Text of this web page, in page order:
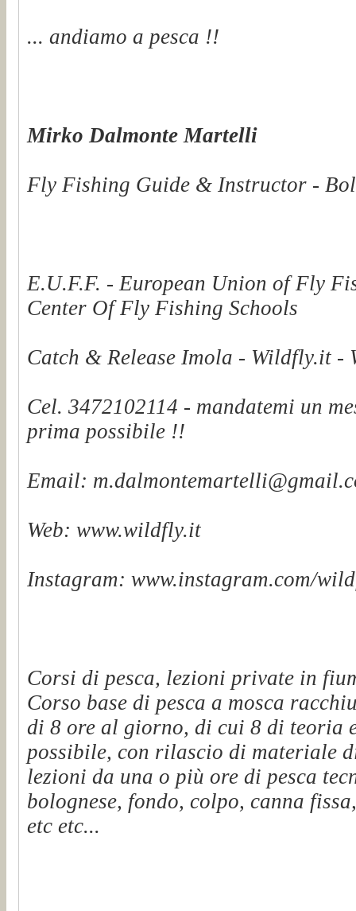
... andiamo a pesca !!
Mirko Dalmonte Martelli
Fly Fishing Guide & Instructor -
E.U.F.F. - European Union of Fly
Center Of Fly Fishing Schools
Catch & Release Imola - Wildfly.it
Cel. 3472102114 - mandatemi un
prima possibile !!
Email:
Web: www.wildfly.it
Instagram: www.instagram.com/
Corsi di pesca, lezioni private in
Corso base di pesca a mosca
di 8 ore al giorno, di cui 8 di teoria
possibile, con rilascio di materiale
lezioni da una o più ore di pesca
bolognese, fondo, colpo, canna
etc etc...